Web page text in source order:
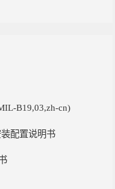
B19,03,zh-cn)
配置说明书